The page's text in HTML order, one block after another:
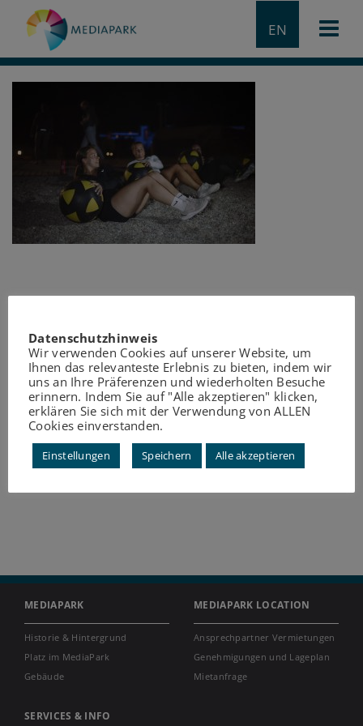
EN
MEDIAPARK
Historie & Hintergrund
Platz im MediaPark
Gebäude
MEDIAPARK LOCATION
Ansprechpartner Vermietungen
Genehmigungen und Lageplan
Mietanfrage
SERVICES & INFO
Datenschutzhinweis
Wir verwenden Cookies auf unserer Website, um
Ihnen das relevanteste Erlebnis zu bieten, indem wir
uns an Ihre Präferenzen und wiederholten Besuche
erinnern. Indem Sie auf "Alle akzeptieren" klicken,
erklären Sie sich mit der Verwendung von ALLEN
Cookies einverstanden.
Einstellungen Speichern Alle akzeptieren